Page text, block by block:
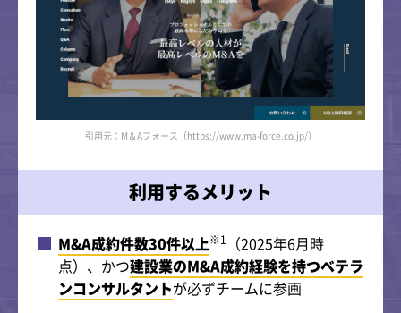
引用元：M＆Aフォース（https://www.ma-force.co.jp/）
利用するメリット
M&A成約件数30件以上※1
（2025年6月時
点）、かつ建設業のM&A成約経験を持つベテラ
ンコンサルタントが必ずチームに参画